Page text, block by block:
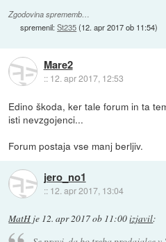
Zgodovina sprememb…
spremenil:St235(12. apr 2017 ob 11:54)
Mare2
:: 12. apr 2017, 12:53
Edino škoda, ker tale forum in ta
isti nevzgojenci...
Forum postaja vse manj berljiv.
jero_no1
:: 12. apr 2017, 13:04
MatH je 12. apr 2017 ob 11:00izjavil: